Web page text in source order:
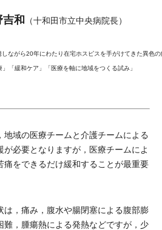
吉和 （十和田市立中央病院長）
ながら20年にわたり在宅ホスピスを手がけてきた異色
」「緩和ケア」「医療を軸に地域をつくる試み」
域の医療チームと介護チームによる
必要となりますが，医療チームによ
痛をできるだけ緩和することが最重要
，痛み，腹水や腸閉塞による腹部膨
難，腫瘍熱による発熱などですが，少